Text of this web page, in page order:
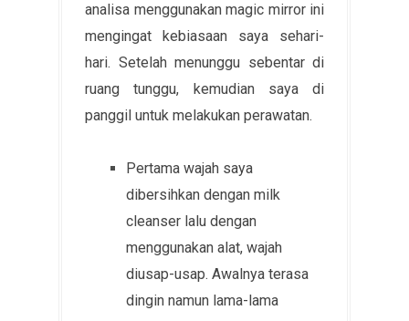
analisa menggunakan magic mirror ini
mengingat kebiasaan saya sehari-
hari. Setelah menunggu sebentar di
ruang tunggu, kemudian saya di
panggil untuk melakukan perawatan.
Pertama wajah saya
dibersihkan dengan milk
cleanser lalu dengan
menggunakan alat, wajah
diusap-usap. Awalnya terasa
dingin namun lama-lama